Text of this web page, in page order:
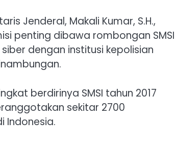
Jenderal, Makali Kumar, S.H.,
penting dibawa rombongan SMSI
dengan institusi kepolisian
berdirinya SMSI tahun 2017
sekitar 2700
Indonesia.